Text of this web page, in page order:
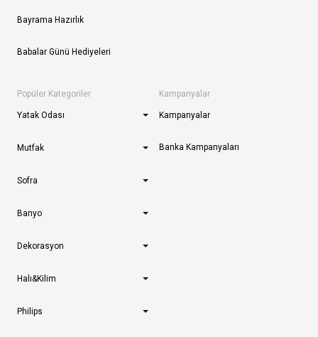
Bayrama Hazırlık
Babalar Günü Hediyeleri
Popüler Kategoriler
Yatak Odası
Mutfak
Sofra
Banyo
Dekorasyon
Halı&Kilim
Philips
Kampanyalar
Kampanyalar
Banka Kampanyaları